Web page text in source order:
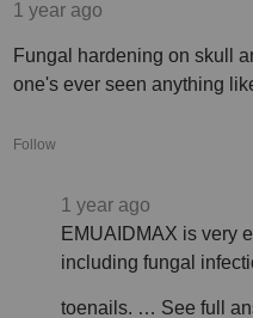
1 year ago
Fungal hardening on skull
one's ever seen anything
Follow
1 year ago
EMUAIDMAX is very
including fungal
toenails. … See full